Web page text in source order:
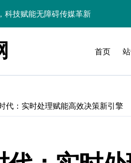
新趋势：站长资源全攻略
架构：智能资源调配揭秘
媒革新：交互优化实战解析
的传媒生态量子跃迁
新：科技赋能传媒增长
首页
代：实时处理赋能高效决策新引擎